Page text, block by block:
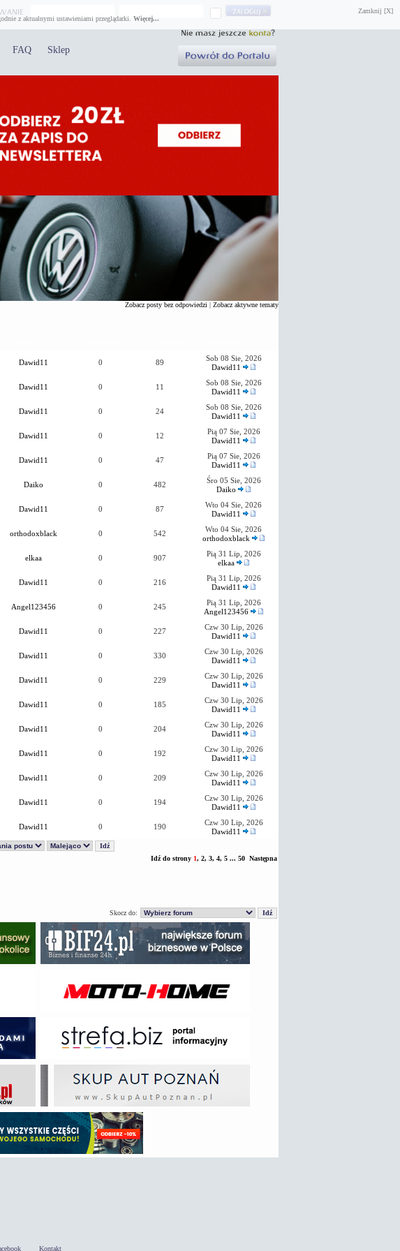
Zamknij [X]
z aktualnymi ustawieniami przeglądarki. Więcej...
FAQ Sklep
Zobacz posty bez odpowiedzi | Zobacz aktywne tematy
Dawid11 0 89
Sob 08 Sie, 2026
Dawid11
Dawid11 0 11
Sob 08 Sie, 2026
Dawid11
Dawid11 0 24
Sob 08 Sie, 2026
Dawid11
Dawid11 0 12
Pią 07 Sie, 2026
Dawid11
Dawid11 0 47
Pią 07 Sie, 2026
Dawid11
Daiko 0 482
Śro 05 Sie, 2026
Daiko
Dawid11 0 87
Wto 04 Sie, 2026
Dawid11
orthodoxblack 0 542
Wto 04 Sie, 2026
orthodoxblack
elkaa 0 907
Pią 31 Lip, 2026
elkaa
Dawid11 0 216
Pią 31 Lip, 2026
Dawid11
Angel123456 0 245
Pią 31 Lip, 2026
Angel123456
Dawid11 0 227
Czw 30 Lip, 2026
Dawid11
Dawid11 0 330
Czw 30 Lip, 2026
Dawid11
Dawid11 0 229
Czw 30 Lip, 2026
Dawid11
Dawid11 0 185
Czw 30 Lip, 2026
Dawid11
Dawid11 0 204
Czw 30 Lip, 2026
Dawid11
Dawid11 0 192
Czw 30 Lip, 2026
Dawid11
Dawid11 0 209
Czw 30 Lip, 2026
Dawid11
Dawid11 0 194
Czw 30 Lip, 2026
Dawid11
Dawid11 0 190
Czw 30 Lip, 2026
Dawid11
Idź do strony 1, 2, 3, 4, 5... 50 Następna
Skocz do:
Kontakt